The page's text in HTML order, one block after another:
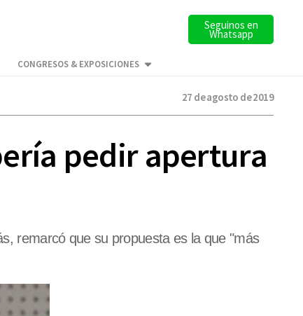
Seguinos en
Whatsapp
CONGRESOS & EXPOSICIONES
27 de agosto de 2019
pedir apertura
remarcó que su propuesta es la que "más